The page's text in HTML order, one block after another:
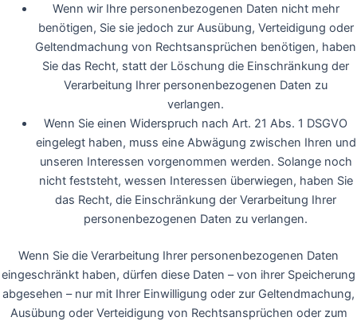
Wenn wir Ihre personenbezogenen Daten nicht mehr
benötigen, Sie sie jedoch zur Ausübung, Verteidigung oder
Geltendmachung von Rechtsansprüchen benötigen, haben
Sie das Recht, statt der Löschung die Einschränkung der
Verarbeitung Ihrer personenbezogenen Daten zu
verlangen.
Wenn Sie einen Widerspruch nach Art. 21 Abs. 1 DSGVO
eingelegt haben, muss eine Abwägung zwischen Ihren und
unseren Interessen vorgenommen werden. Solange noch
nicht feststeht, wessen Interessen überwiegen, haben Sie
das Recht, die Einschränkung der Verarbeitung Ihrer
personenbezogenen Daten zu verlangen.
Wenn Sie die Verarbeitung Ihrer personenbezogenen Daten
eingeschränkt haben, dürfen diese Daten – von ihrer Speicherung
abgesehen – nur mit Ihrer Einwilligung oder zur Geltendmachung,
Ausübung oder Verteidigung von Rechtsansprüchen oder zum